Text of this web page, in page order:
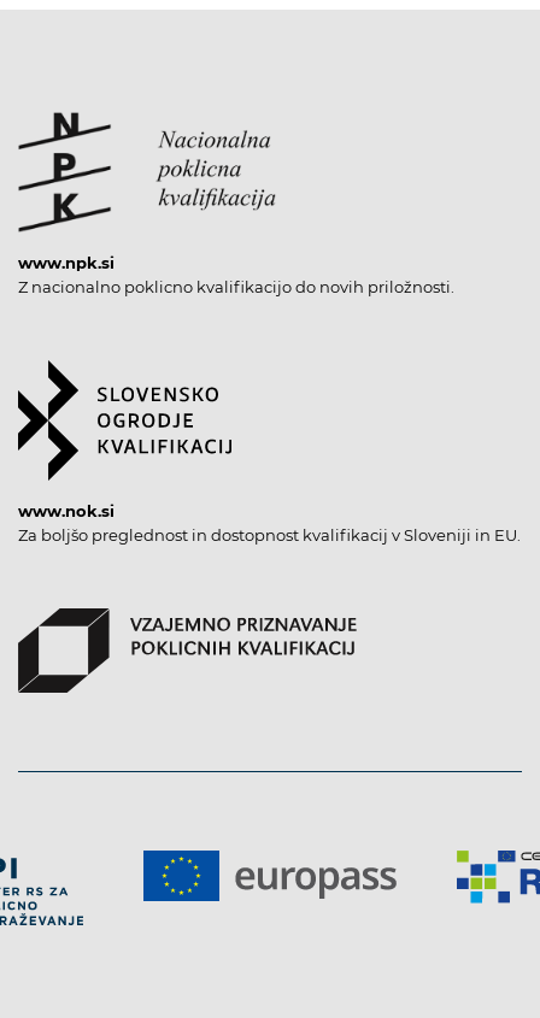
www.npk.si
Z nacionalno poklicno kvalifikacijo do novih priložnosti.
www.nok.si
Za boljšo preglednost in dostopnost kvalifikacij v Sloveniji in EU.